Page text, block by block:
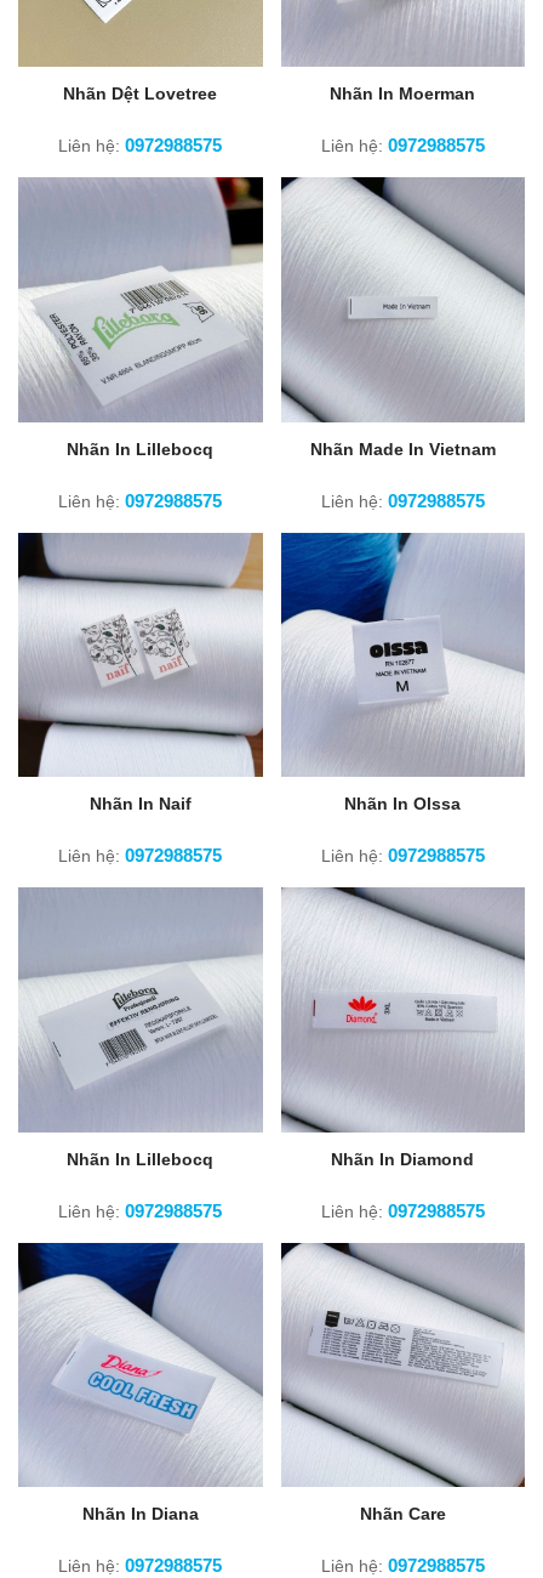
Nhãn Dệt Lovetree
Liên hệ:0972988575
Nhãn In Moerman
Liên hệ: 0972988575
Nhãn In Lillebocq
Liên hệ:0972988575
Nhãn Made In Vietnam
Liên hệ: 0972988575
Nhãn In Naif
Liên hệ:0972988575
Nhãn In Olssa
Liên hệ: 0972988575
Nhãn In Lillebocq
Liên hệ:0972988575
Nhãn In Diamond
Liên hệ: 0972988575
Nhãn In Diana
Liên hệ:0972988575
Nhãn Care
Liên hệ: 0972988575